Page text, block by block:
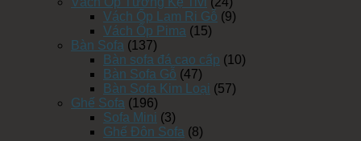
Vách Ốp Lam Ri Gỗ (9)
Vách Ốp Pima (15)
Bàn Sofa (137)
Bàn sofa đá cao cấp (10)
Bàn Sofa Gỗ (47)
Bàn Sofa Kim Loại (57)
Ghế Sofa (196)
Sofa Mini (3)
Ghế Đôn Sofa (8)